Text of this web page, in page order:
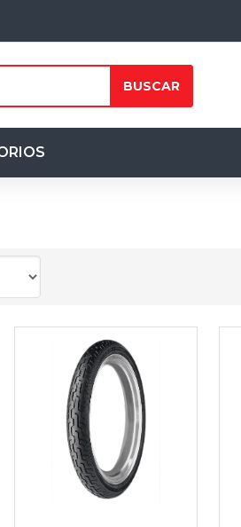
BUSCAR